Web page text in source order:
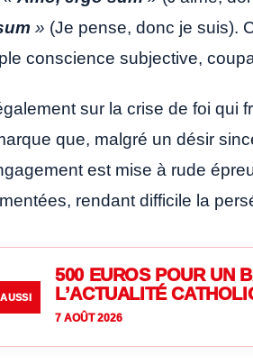
» (Je pense, donc je suis).
conscience subjective,
sur la crise de foi qui
que, malgré un désir
est mise à rude
rendant difficile la
500 EUROS POUR UN
L’ACTUALITÉ
7 AOÛT 2026